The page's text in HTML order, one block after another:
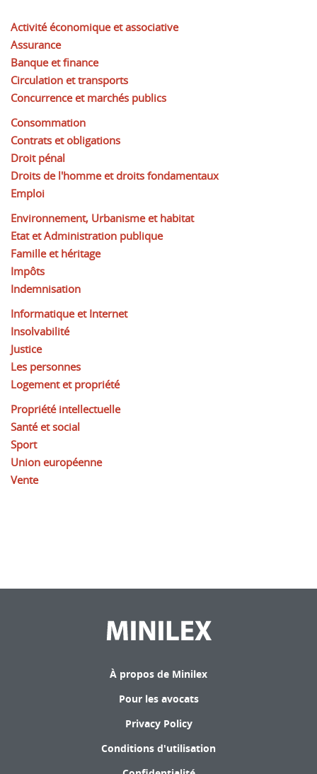
Activité économique et associative
Assurance
Banque et finance
Circulation et transports
Concurrence et marchés publics
Consommation
Contrats et obligations
Droit pénal
Droits de l'homme et droits fondamentaux
Emploi
Environnement, Urbanisme et habitat
Etat et Administration publique
Famille et héritage
Impôts
Indemnisation
Informatique et Internet
Insolvabilité
Justice
Les personnes
Logement et propriété
Propriété intellectuelle
Santé et social
Sport
Union européenne
Vente
À propos de Minilex
Pour les avocats
Privacy Policy
Conditions d'utilisation